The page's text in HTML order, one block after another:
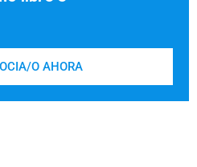
O AHORA